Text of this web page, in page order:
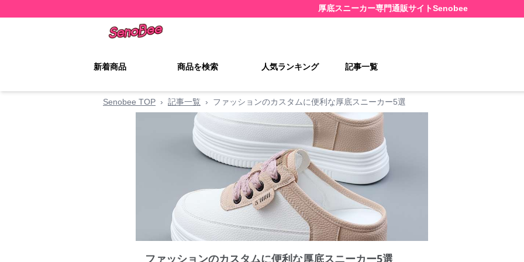
厚底スニーカー専門通販サイトSenobee
新着商品 商品を検索 人気ランキング 記事一覧
Senobee TOP › 記事一覧 › ファッションのカスタムに便利な厚底スニーカー5選
ファッションのカスタムに便利な厚底スニーカー5選